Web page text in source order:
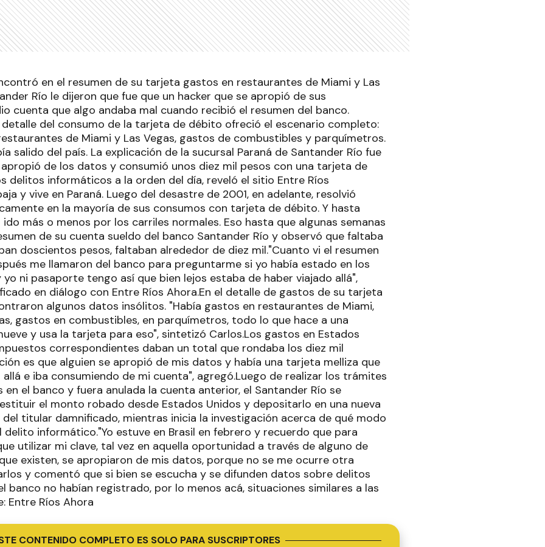
en el resumen de su tarjeta gastos en restaurantes de Miami y Las
Río le dijeron que fue que un hacker que se apropió de sus
cuenta que algo andaba mal cuando recibió el resumen del banco.
detalle del consumo de la tarjeta de débito ofreció el escenario completo:
de Miami y Las Vegas, gastos de combustibles y parquímetros.
salido del país. La explicación de la sucursal Paraná de Santander Río fue
de los datos y consumió unos diez mil pesos con una tarjeta de
delitos informáticos a la orden del día, reveló el sitio Entre Ríos
y vive en Paraná. Luego del desastre de 2001, en adelante, resolvió
en la mayoría de sus consumos con tarjeta de débito. Y hasta
más o menos por los carriles normales. Eso hasta que algunas semanas
de su cuenta sueldo del banco Santander Río y observó que faltaba
doscientos pesos, faltaban alrededor de diez mil."Cuanto vi el resumen
me llamaron del banco para preguntarme si yo había estado en los
yo ni pasaporte tengo así que bien lejos estaba de haber viajado allá",
en diálogo con Entre Ríos Ahora.En el detalle de gastos de su tarjeta
algunos datos insólitos. "Había gastos en restaurantes de Miami,
gastos en combustibles, en parquímetros, todo lo que hace a una
y usa la tarjeta para eso", sintetizó Carlos.Los gastos en Estados
correspondientes daban un total que rondaba los diez mil
es que alguien se apropió de mis datos y había una tarjeta melliza que
e iba consumiendo de mi cuenta", agregó.Luego de realizar los trámites
el banco y fuera anulada la cuenta anterior, el Santander Río se
el monto robado desde Estados Unidos y depositarlo en una nueva
titular damnificado, mientras inicia la investigación acerca de qué modo
informático."Yo estuve en Brasil en febrero y recuerdo que para
utilizar mi clave, tal vez en aquella oportunidad a través de alguno de
existen, se apropiaron de mis datos, porque no se me ocurre otra
y comentó que si bien se escucha y se difunden datos sobre delitos
banco no habían registrado, por lo menos acá, situaciones similares a las
Entre Ríos Ahora
CONTENIDO COMPLETO ES SOLO PARA SUSCRIPTORES